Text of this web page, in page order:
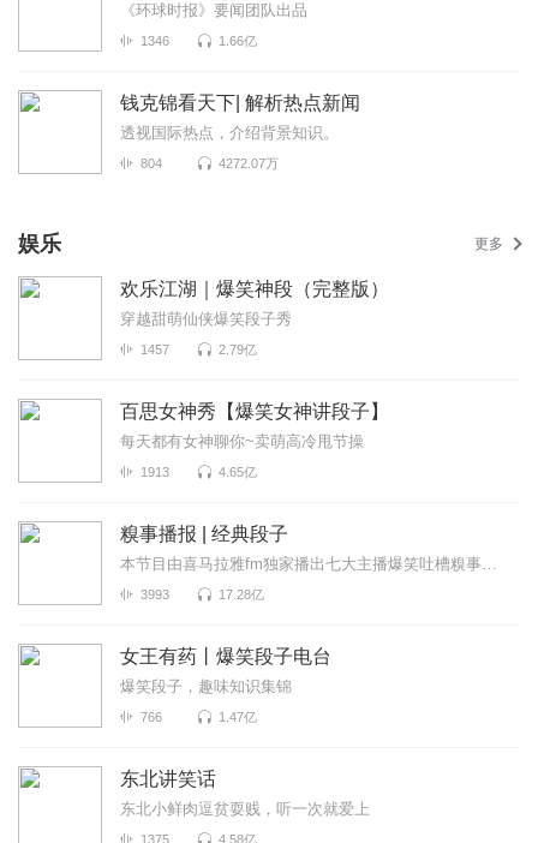
《环球时报》要闻团队出品
1346 1.66亿
钱克锦看天下| 解析热点新闻
透视国际热点，介绍背景知识。
804 4272.07万
娱乐 更多
欢乐江湖｜爆笑神段（完整版）
穿越甜萌仙侠爆笑段子秀
1457 2.79亿
百思女神秀【爆笑女神讲段子】
每天都有女神聊你~卖萌高冷甩节操
1913 4.65亿
糗事播报 | 经典段子
本节目由喜马拉雅fm独家播出七大主播爆笑吐槽糗事囧闻，包你开心一整天
3993 17.28亿
女王有药丨爆笑段子电台
爆笑段子，趣味知识集锦
766 1.47亿
东北讲笑话
东北小鲜肉逗贫耍贱，听一次就爱上
1375 4.58亿